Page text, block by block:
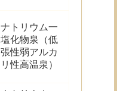
ナトリウム一
塩化物泉（低
張性弱アルカ
リ性高温泉）